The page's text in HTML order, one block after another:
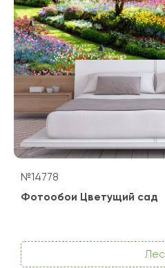
№14778
Фотообои Цветущий сад
Лес